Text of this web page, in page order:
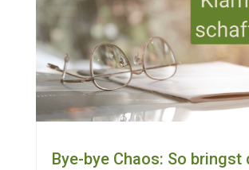
Bye-bye Chaos: So bringst